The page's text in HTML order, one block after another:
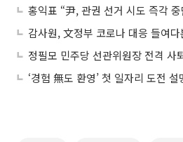
‘경험 無도 환영’ 첫 일자리 도전 설